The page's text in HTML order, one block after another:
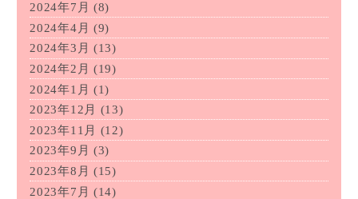
2024年7月 (8)
2024年4月 (9)
2024年3月 (13)
2024年2月 (19)
2024年1月 (1)
2023年12月
(13)
2023年11月
(12)
2023年9月 (3)
2023年8月 (15)
2023年7月 (14)